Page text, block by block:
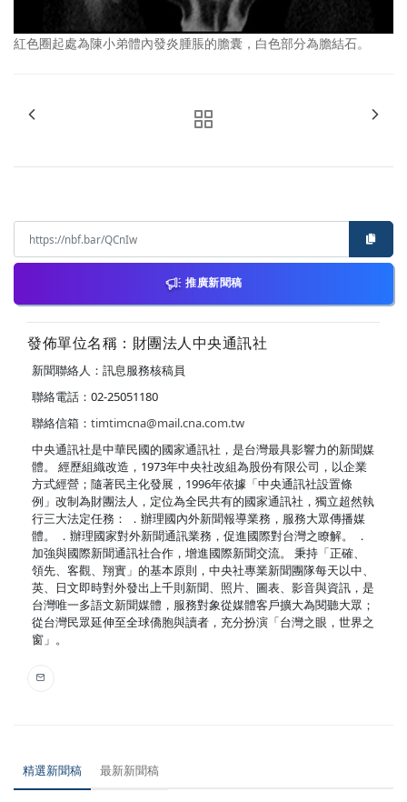
紅色圈起處為陳小弟體內發炎腫脹的膽囊，白色部分為膽結石。
推廣新聞稿
發佈單位名稱：財團法人中央通訊社
新聞聯絡人：訊息服務核稿員
聯絡電話：02-25051180
聯絡信箱： timtimcna@mail.cna.com.tw
中央通訊社是中華民國的國家通訊社，是台灣最具影響力的新聞媒
體。 經歷組織改造，1973年中央社改組為股份有限公司，以企業
方式經營；隨著民主化發展，1996年依據「中央通訊社設置條
例」改制為財團法人，定位為全民共有的國家通訊社，獨立超然執
行三大法定任務： ．辦理國內外新聞報導業務，服務大眾傳播媒
體。 ．辦理國家對外新聞通訊業務，促進國際對台灣之瞭解。 ．
加強與國際新聞通訊社合作，增進國際新聞交流。 秉持「正確、
領先、客觀、翔實」的基本原則，中央社專業新聞團隊每天以中、
英、日文即時對外發出上千則新聞、照片、圖表、影音與資訊，是
台灣唯一多語文新聞媒體，服務對象從媒體客戶擴大為閱聽大眾；
從台灣民眾延伸至全球僑胞與讀者，充分扮演「台灣之眼，世界之
窗」。
精選新聞稿 最新新聞稿